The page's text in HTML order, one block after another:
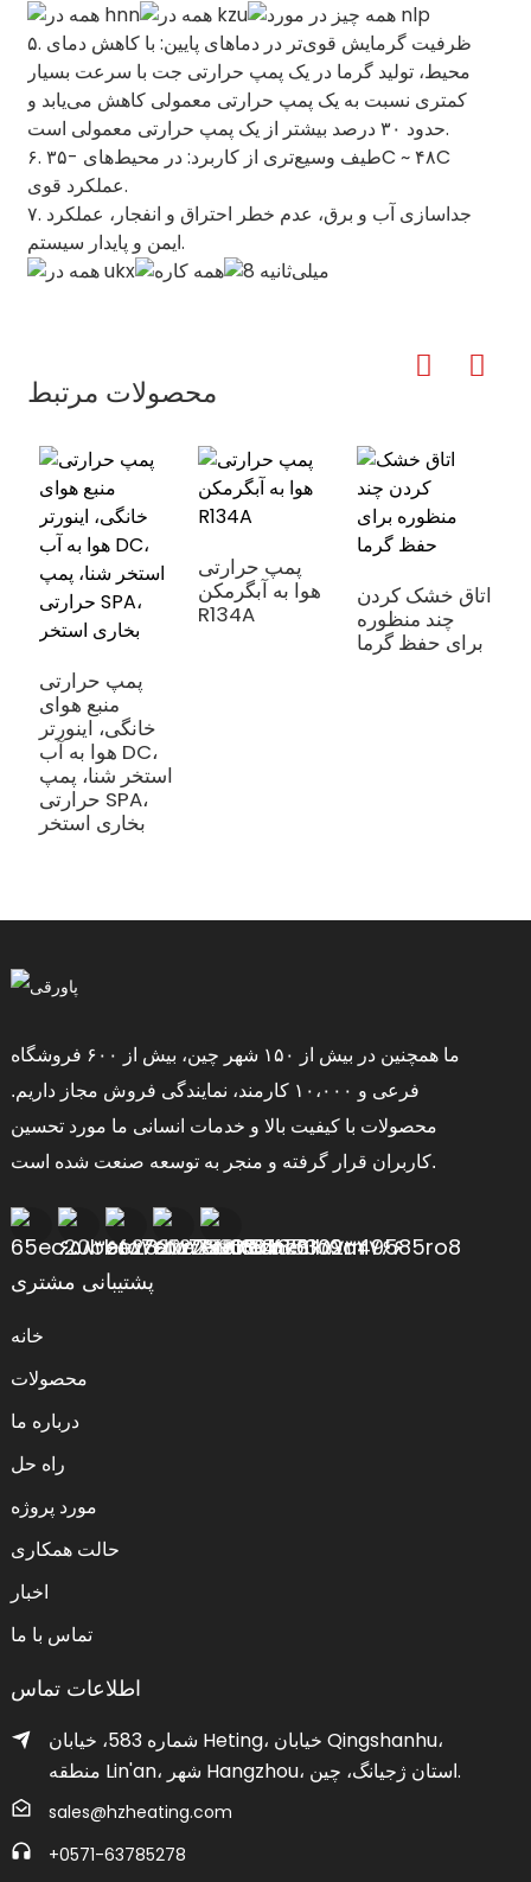
۵. ظرفیت گرمایش قوی‌تر در دماهای پایین: با کاهش دمای
محیط، تولید گرما در یک پمپ حرارتی جت با سرعت بسیار
کمتری نسبت به یک پمپ حرارتی معمولی کاهش می‌یابد و
حدود ۳۰ درصد بیشتر از یک پمپ حرارتی معمولی است.
۶. طیف وسیع‌تری از کاربرد: در محیط‌های -۳۵C ~ ۴۸C
عملکرد قوی.
۷. جداسازی آب و برق، عدم خطر احتراق و انفجار، عملکرد
ایمن و پایدار سیستم.
محصولات مرتبط
پمپ حرارتی
منبع هوای
خانگی، اینورتر
هوا به آب DC،
استخر شنا، پمپ
حرارتی SPA،
بخاری استخر
پمپ حرارتی
هوا به آبگرمکن
R134A
اتاق خشک کردن
چند منظوره
برای حفظ گرما
ما همچنین در بیش از ۱۵۰ شهر چین، بیش از ۶۰۰ فروشگاه
فرعی و ۱۰،۰۰۰ کارمند، نمایندگی فروش مجاز داریم.
محصولات با کیفیت بالا و خدمات انسانی ما مورد تحسین
کاربران قرار گرفته و منجر به توسعه صنعت شده است.
پشتیبانی مشتری
خانه
محصولات
درباره ما
راه حل
مورد پروژه
حالت همکاری
اخبار
تماس با ما
اطلاعات تماس
شماره 583، خیابان Heting، خیابان Qingshanhu،
منطقه Lin'an، شهر Hangzhou، استان ژجیانگ، چین.
sales@hzheating.com
‎+0571-63785278‎